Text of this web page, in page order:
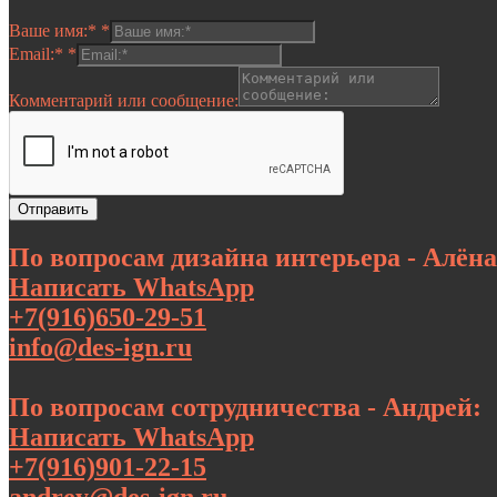
Ваше имя:* *
Email:* *
Комментарий или сообщение:
Отправить
По вопросам дизайна интерьера -
Написать WhatsApp
+7(916)650-29-51
info@des-ign.ru
По вопросам сотрудничества - Андрей:
Написать WhatsApp
+7(916)901-22-15